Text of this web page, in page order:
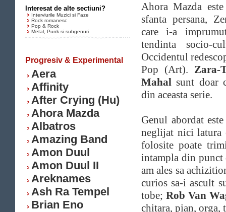
Interesat de alte sectiuni?
Interviurile Muzici si Faze
Rock romanesc
Pop & Rock
Metal, Punk si subgenuri
Progresiv & Experimental
Aera
Affinity
After Crying (Hu)
Ahora Mazda
Albatros
Amazing Band
Amon Duul
Amon Duul II
Areknames
Ash Ra Tempel
Brian Eno
Ahora Mazda
sfanta persana,
care i-a
tendinta socio-
Occidentul
Pop (Art). Zara-
Mahalsunt doar
din aceasta serie.
Genul abordat
neglijat nici latura
folosite poate
intampla din punct
am ales sa
curios sa-i ascult
tobe; Rob Van
chitara, pian, orga,